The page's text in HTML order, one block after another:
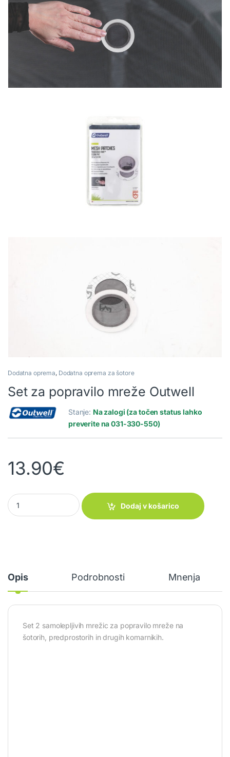
Dodatna oprema, Dodatna oprema za šotore
Set za popravilo mreže Outwell
Stanje: Na zalogi (za točen status lahko
preverite na 031-330-550)
13.90€
Set za popravilo mreže Outwell quantity
Dodaj v košarico
Opis Podrobnosti Mnenja
Set 2 samolepljivih mrežic za popravilo mreže na
šotorih, predprostorih in drugih komarnikih.